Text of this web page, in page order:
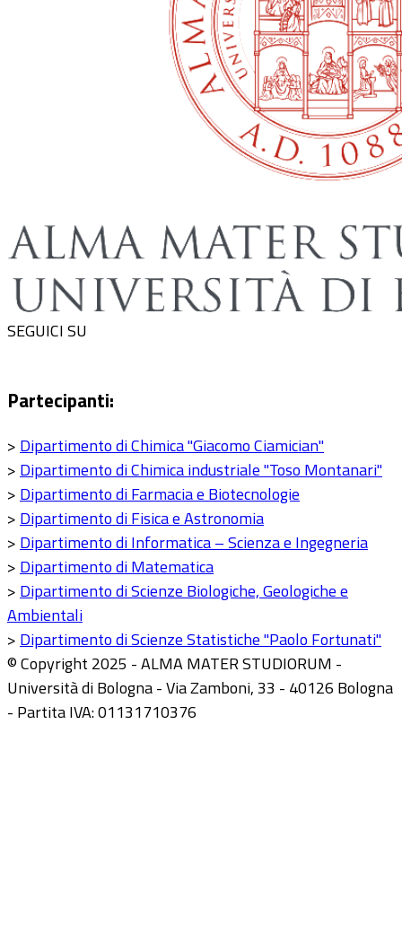
SEGUICI SU
Partecipanti:
> Dipartimento di Chimica "Giacomo Ciamician"
> Dipartimento di Chimica industriale "Toso Montanari"
> Dipartimento di Farmacia e Biotecnologie
> Dipartimento di Fisica e Astronomia
> Dipartimento di Informatica – Scienza e Ingegneria
> Dipartimento di Matematica
> Dipartimento di Scienze Biologiche, Geologiche e
Ambientali
> Dipartimento di Scienze Statistiche "Paolo Fortunati"
© Copyright 2025 - ALMA MATER STUDIORUM -
Università di Bologna - Via Zamboni, 33 - 40126 Bologna
- Partita IVA: 01131710376